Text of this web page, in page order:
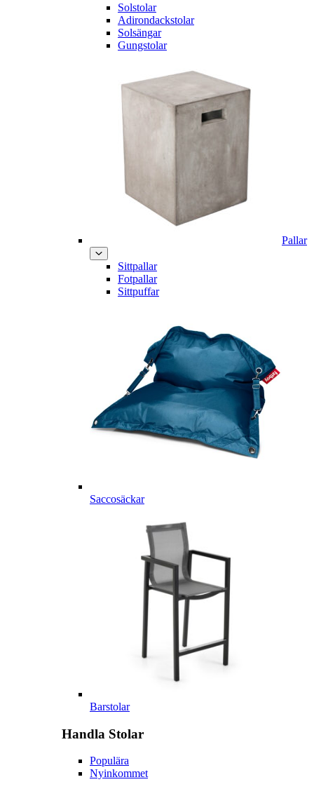
Solstolar
Adirondackstolar
Solsängar
Gungstolar
Pallar
Sittpallar
Fotpallar
Sittpuffar
Saccosäckar
Barstolar
Handla Stolar
Populära
Nyinkommet